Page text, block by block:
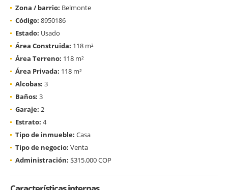
Zona / barrio: Belmonte
Código: 8950186
Estado: Usado
Área Construida: 118 m²
Área Terreno: 118 m²
Área Privada: 118 m²
Alcobas: 3
Baños: 3
Garaje: 2
Estrato: 4
Tipo de inmueble: Casa
Tipo de negocio: Venta
Administración: $315.000 COP